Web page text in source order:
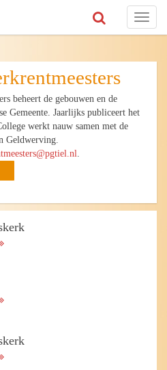
Toggle
beheert de gebouwen en de
Gemeente. Jaarlijks publiceert het
werkt nauw samen met de
Geldwerving.